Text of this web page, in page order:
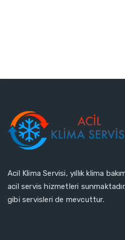
Acil Klima Servisi, yıllık klima
acil servis hizmetleri
gibi servisleri de mevcuttur.